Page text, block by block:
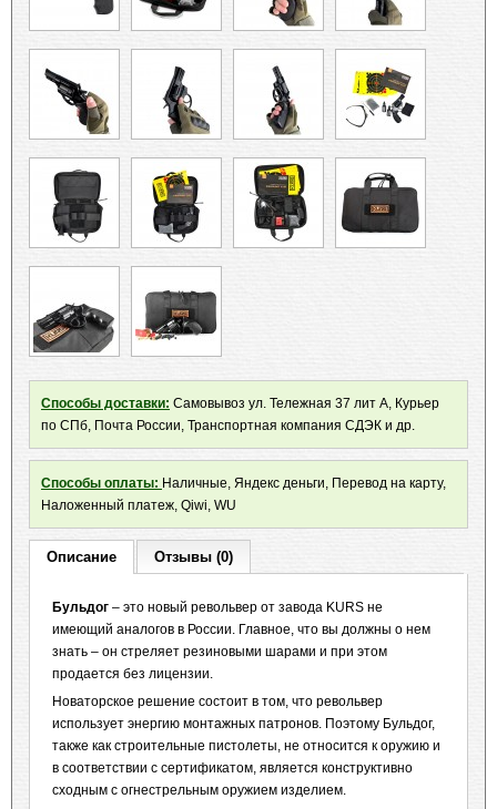
Способы доставки: Самовывоз ул. Тележная 37 лит А, Курьер
по СПб, Почта России, Транспортная компания СДЭК и др.
Способы оплаты: Наличные, Яндекс деньги, Перевод на карту,
Наложенный платеж, Qiwi, WU
Описание Отзывы (0)
Бульдог – это новый револьвер от завода KURS не
имеющий аналогов в России. Главное, что вы должны о нем
знать – он стреляет резиновыми шарами и при этом
продается без лицензии.
Новаторское решение состоит в том, что револьвер
использует энергию монтажных патронов. Поэтому Бульдог,
также как строительные пистолеты, не относится к оружию и
в соответствии с сертификатом, является конструктивно
сходным с огнестрельным оружием изделием.